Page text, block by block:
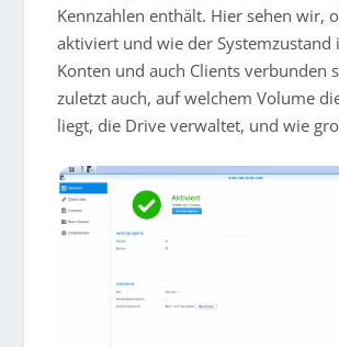
Kennzahlen enthält. Hier sehen wir,
aktiviert und wie der Systemzustand
Konten und auch Clients verbunden
zuletzt auch, auf welchem Volume
liegt, die Drive verwaltet, und wie